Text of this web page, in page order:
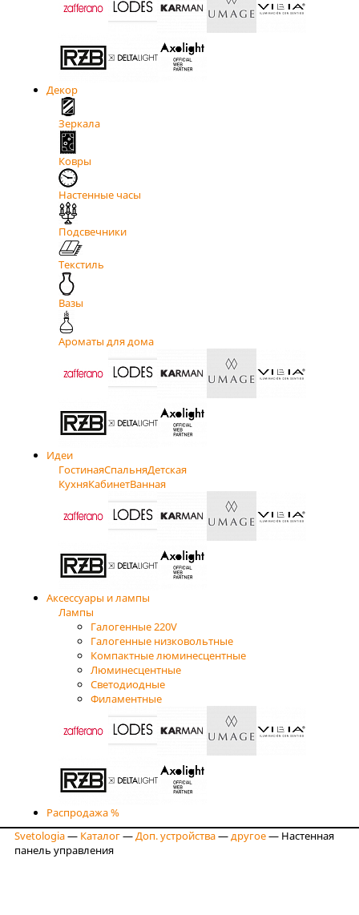
Декор
Зеркала
Ковры
Настенные часы
Подсвечники
Текстиль
Вазы
Ароматы для дома
Идеи
ГостинаяСпальняДетская
КухняКабинетВанная
Аксессуары и лампы
Лампы
Галогенные 220V
Галогенные низковольтные
Компактные люминесцентные
Люминесцентные
Светодиодные
Филаментные
Распродажа %
Svetologia— Каталог— Доп. устройства— другое— Настенная
панель управления